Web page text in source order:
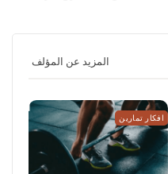
المزيد عن المؤلف
افكار تمارين